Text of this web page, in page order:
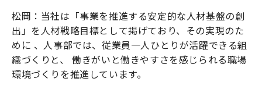
松岡：当社は「事業を推進する安定的な人材基盤の創
出」を人材戦略目標として掲げており、その実現のた
めに 、人事部では、従業員一人ひとりが活躍できる組
織づくりと、 働きがいと働きやすさを感じられる職場
環境づくりを推進しています。